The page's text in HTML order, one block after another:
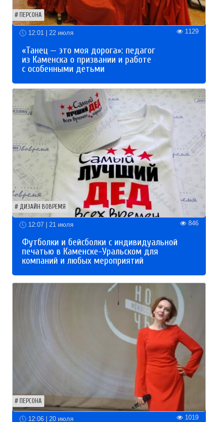
ПЕРСОНА
12:01 | 22 июля 1129
«Танец — это моя дорога»: педагог
из Каменска о призвании и работе
с особенными детьми
ДИЗАЙН ВОВРЕМЯ
12:07 | 21 июля 846
Футболки и бейсболки с индивидуальной
печатью в Каменске-Уральском для
компаний и любых мероприятий
ПЕРСОНА
12:06 | 20 июля 1019